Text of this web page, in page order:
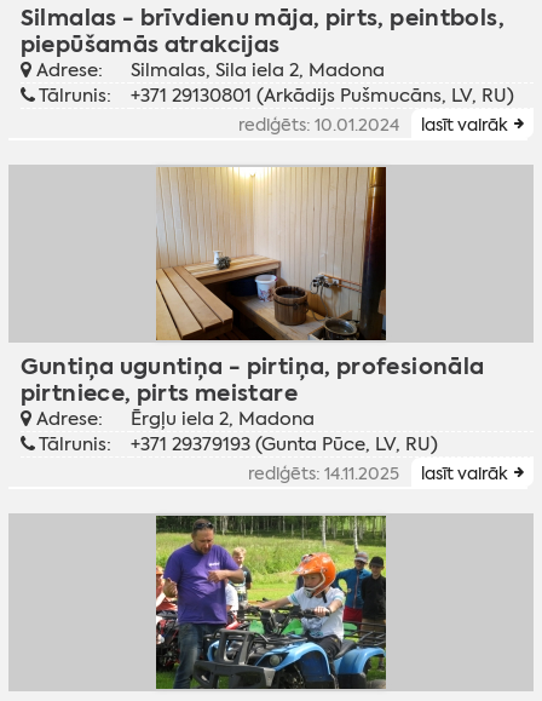
Silmalas - brīvdienu māja, pirts, peintbols,
piepūšamās atrakcijas
Adrese:
Silmalas, Sila iela 2, Madona
Tālrunis:
+371 29130801 (Arkādijs Pušmucāns, LV, RU)
rediģēts: 10.01.2024 lasīt vairāk
Guntiņa uguntiņa - pirtiņa, profesionāla
pirtniece, pirts meistare
Adrese:
Ērgļu iela 2, Madona
Tālrunis:
+371 29379193 (Gunta Pūce, LV, RU)
rediģēts: 14.11.2025 lasīt vairāk